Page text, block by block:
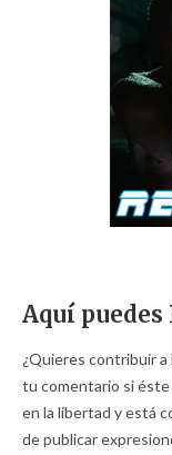
Aquí puedes
¿Quieres contribuir a
tu comentario si
en la libertad y está
de publicar